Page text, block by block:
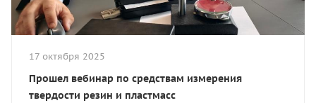
17 октября 2025
Прошел вебинар по средствам измерения
твердости резин и пластмасс